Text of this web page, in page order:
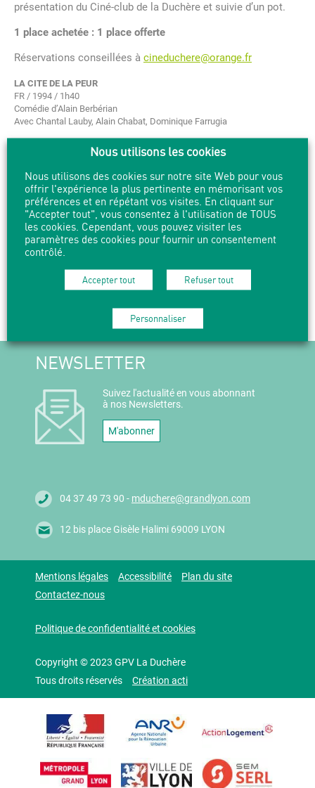
présentation du Ciné-club de la Duchère et suivie d’un pot.
1 place achetée : 1 place offerte
Réservations conseillées à cineduchere@orange.fr
LA CITE DE LA PEUR
FR / 1994 / 1h40
Comédie d’Alain Berbérian
Avec Chantal Lauby, Alain Chabat, Dominique Farrugia
De nos jours, à Cannes, pendant le Festival. Pas facile pour
Odile Deray, petite attachée de presse de cinéma, de faire
parler de son film « Red is Dead ». Pourtant un jour, la chance
sourit à Odile : un tueur commet des meurtres exactement
de la même manière que dans « Red is Dead » : de vrais
meurtres, comme dans son film, en plein Festival de Cannes
! Comme publicité, on ne peut pas rêver mieux…
– Avec Ciné Collection –
PARTAGER IMPRIMER
NEWSLETTER
Suivez l'actualité en vous abonnant
à nos Newsletters.
M'abonner
04 37 49 73 90 - mduchere@grandlyon.com
12 bis place Gisèle Halimi 69009 LYON
Mentions légales Accessibilité
Plan du site
Contactez-nous
Politique de confidentialité et cookies
Copyright © 2023 GPV La Duchère
Tous droits réservés
Création acti
Nous utilisons les cookies
Nous utilisons des cookies sur notre site Web pour vous
offrir l'expérience la plus pertinente en mémorisant vos
préférences et en répétant vos visites. En cliquant sur
"Accepter tout", vous consentez à l'utilisation de TOUS
les cookies. Cependant, vous pouvez visiter les
paramètres des cookies pour fournir un consentement
contrôlé.
Accepter tout Refuser tout
Personnaliser